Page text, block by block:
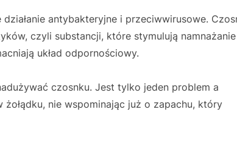
antybakteryjne i przeciwwirusowe.
czyli substancji, które stymulują namnażanie
układ odpornościowy.
czosnku. Jest tylko jeden problem a
nie wspominając już o zapachu, który